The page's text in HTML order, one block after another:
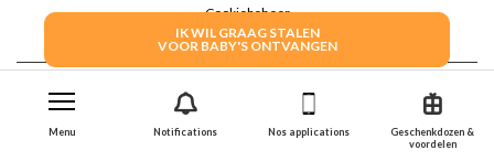
Geschenkdozen &
voordelen
Nos applications
Notifications
Menu
IK WIL GRAAG STALEN
VOOR BABY'S ONTVANGEN
Cookiebeheer
2022 Family Service - De Roze Doos